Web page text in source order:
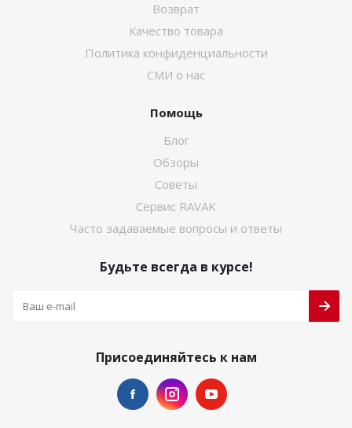
Возврат
Качество товара
Политика конфиденциальности
СМИ о нас
Помощь
Блог
Обзоры
Советы
Сервис RAVAK
Часто задаваемые вопросы и ответы
Будьте всегда в курсе!
Присоединяйтесь к нам